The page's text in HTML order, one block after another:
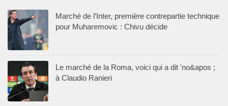
Marché de l’Inter, première contrepartie technique
pour Muharemovic : Chivu décide
Le marché de la Roma, voici qui a dit 'no&apos ;
à Claudio Ranieri